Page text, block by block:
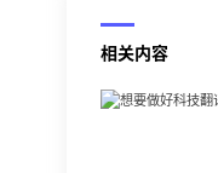
相关内容